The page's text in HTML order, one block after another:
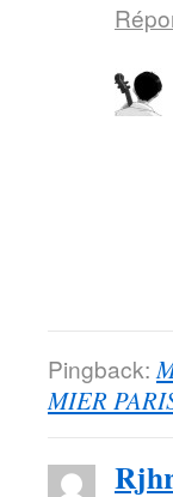
Pingback:
MIER